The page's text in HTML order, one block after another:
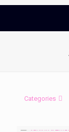
Categories